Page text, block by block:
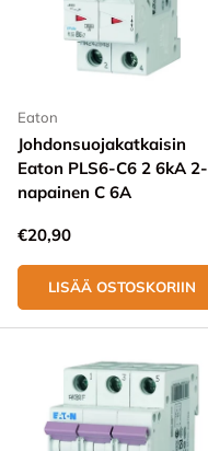
Eaton
Johdonsuojakatkaisin
Eaton PLS6-C6 2 6kA 2-
napainen C 6A
Normaali hinta
€20,90
LISÄÄ OSTOSKORIIN